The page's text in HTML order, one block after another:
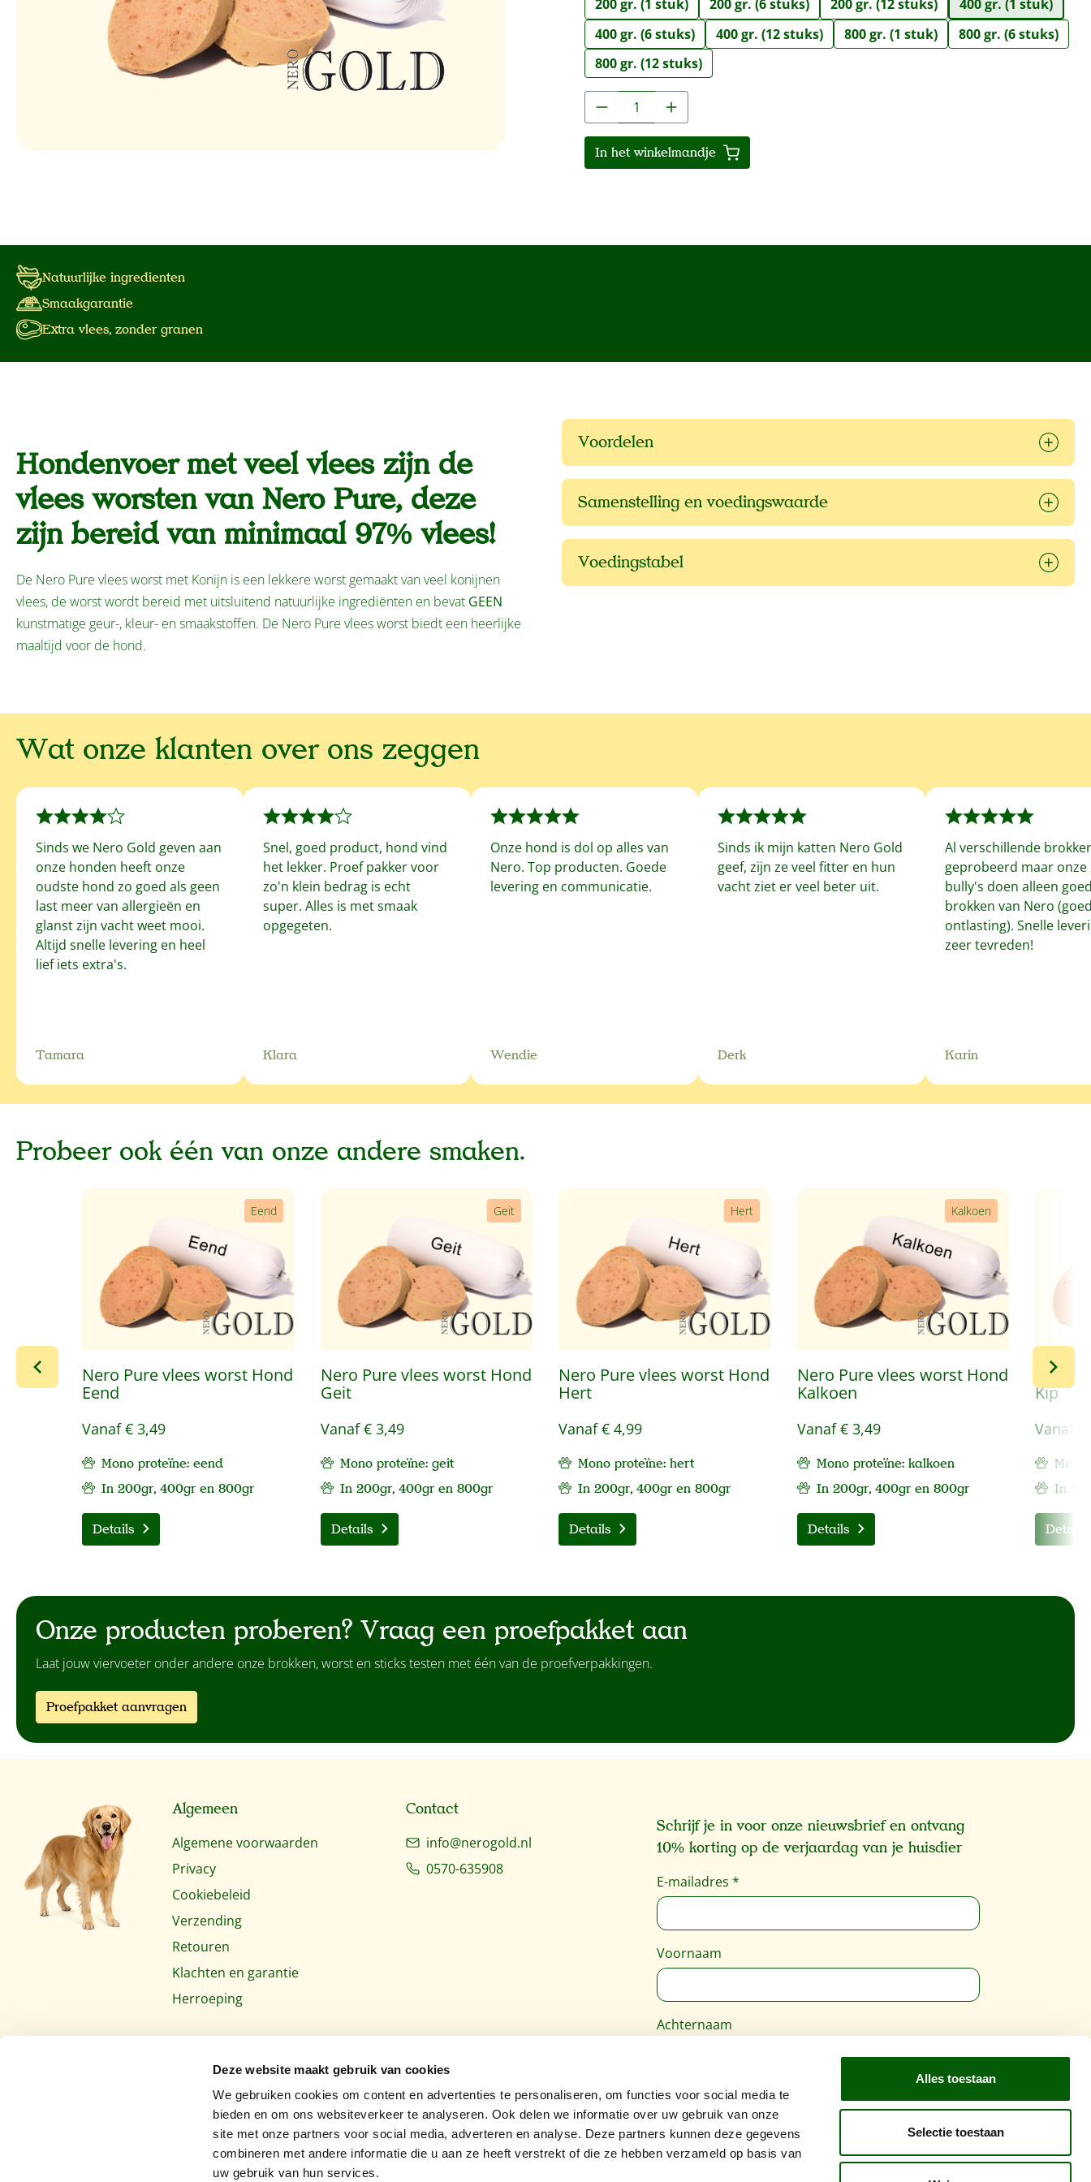
Deze website maakt gebruik van cookies
We gebruiken cookies om content en advertenties te personaliseren, om functies voor social media te
bieden en om ons websiteverkeer te analyseren. Ook delen we informatie over uw gebruik van onze
site met onze partners voor social media, adverteren en analyse. Deze partners kunnen deze gegevens
combineren met andere informatie die u aan ze heeft verstrekt of die ze hebben verzameld op basis van
uw gebruik van hun services.
Alles toestaan
Selectie toestaan
200 gr. (1 stuk)
200 gr. (6 stuks) 200 gr. (12 stuks)
400 gr. (1 stuk)
400 gr. (6 stuks)
400 gr. (12 stuks) 800 gr. (1 stuk)
800 gr. (6 stuks)
800 gr. (12 stuks)
Producthoeveelheid: Voer de gewenste hoeveelheid
In het winkelmandje
Natuurlijke ingredienten
Smaakgarantie
Extra vlees, zonder granen
Hondenvoer met veel vlees zijn de
vlees worsten van Nero Pure, deze
zijn bereid van minimaal 97% vlees!
De Nero Pure vlees worst met Konijn is een lekkere worst gemaakt van veel konijnen
vlees, de worst wordt bereid met uitsluitend natuurlijke ingrediënten en bevat GEEN
kunstmatige geur-, kleur- en smaakstoffen. De Nero Pure vlees worst biedt een heerlijke
maaltijd voor de hond.
Voordelen
Samenstelling en voedingswaarde
Voedingstabel
Wat onze klanten over ons zeggen
Sinds we Nero Gold geven aan
onze honden heeft onze
oudste hond zo goed als geen
last meer van allergieën en
glanst zijn vacht weet mooi.
Altijd snelle levering en heel
lief iets extra's.
Tamara
Snel, goed product, hond vind
het lekker. Proef pakker voor
zo'n klein bedrag is echt
super. Alles is met smaak
opgegeten.
Klara
Onze hond is dol op alles van
Nero. Top producten. Goede
levering en communicatie.
Wendie
Sinds ik mijn katten Nero Gold
geef, zijn ze veel fitter en hun
vacht ziet er veel beter uit.
Derk
Al verschillende
geprobeerd maar onze
bully's doen alleen
brokken van Nero
ontlasting). Snelle
zeer tevreden!
Karin
Probeer ook één van onze andere smaken.
Eend
Nero Pure vlees worst Hond
Eend
Vanaf€ 3,49
Mono proteïne: eend
In 200gr, 400gr en 800gr
Details
Geit
Nero Pure vlees worst Hond
Geit
Vanaf€ 3,49
Mono proteïne: geit
In 200gr, 400gr en 800gr
Details
Hert
Nero Pure vlees worst Hond
Hert
Vanaf€ 4,99
Mono proteïne: hert
In 200gr, 400gr en 800gr
Details
Kalkoen
Nero Pure vlees worst Hond
Kalkoen
Vanaf€ 3,49
Mono proteïne: kalkoen
In 200gr, 400gr en 800gr
Details
Nero
Kip
Vanaf
Mono
In
Details
Onze producten proberen? Vraag een proefpakket aan
Laat jouw viervoeter onder andere onze brokken, worst en sticks testen met één van de proefverpakkingen.
Proefpakket aanvragen
Algemeen
Algemene voorwaarden
Privacy
Cookiebeleid
Verzending
Retouren
Klachten en garantie
Herroeping
Contact
info@nerogold.nl
0570-635908
Schrijf je in voor onze nieuwsbrief en ontvang
10% korting op de verjaardag van je huisdier
E-mailadres *
Voornaam
Achternaam
Deze site wordt beschermd door reCAPTCHA en de
GooglePrivacybeleid Gebruiksvoorwaardenzijn
van toepassing.
Inschrijven